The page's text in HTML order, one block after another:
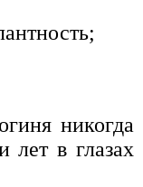
никогда
лет в глазах